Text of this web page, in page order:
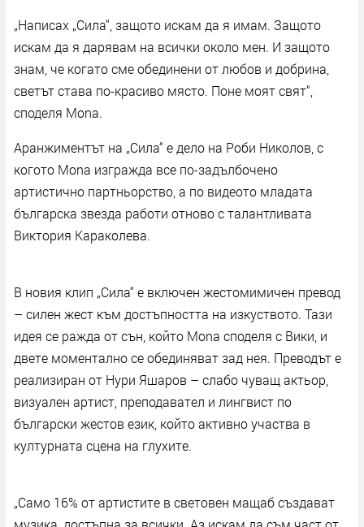
„Написах „Сила“, защото искам да я имам. Защото
искам да я дарявам на всички около мен. И защото
знам, че когато сме обединени от любов и добрина,
светът става по-красиво място. Поне моят свят“,
споделя Mona.
Аранжиментът на „Сила“ е дело на Роби Николов, с
когото Mona изгражда все по-задълбочено
артистично партньорство, а по видеото младата
българска звезда работи отново с талантливата
Виктория Караколева.
В новия клип „Сила“ е включен жестомимичен превод
– силен жест към достъпността на изкуството. Тази
идея се ражда от сън, който Mona споделя с Вики, и
двете моментално се обединяват зад нея. Преводът е
реализиран от Нури Яшаров – слабо чуващ актьор,
визуален артист, преподавател и лингвист по
български жестов език, който активно участва в
културната сцена на глухите.
„Само 16% от артистите в световен мащаб създават